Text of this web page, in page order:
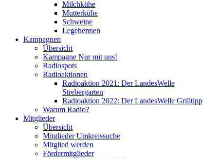
Milchkühe
Mutterkühe
Schweine
Legehennen
Kampagnen
Übersicht
Kampagne Nur mit uns!
Radiospots
Radioaktionen
Radioaktion 2021: Der LandesWelle
Strebergarten
Radioaktion 2022: Der LandesWelle Grilltipp
Warum Radio?
Mitglieder
Übersicht
Mitglieder Umkreissuche
Mitglied werden
Fördermitglieder